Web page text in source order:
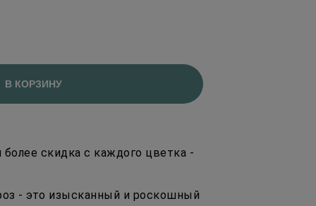
В КОРЗИНУ
скидка с каждого цветка -
- это изысканный и роскошный